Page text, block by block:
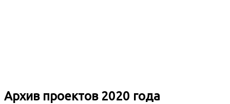
Архив проектов 2020 года